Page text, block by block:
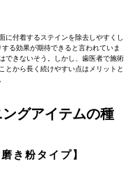
に付着するステインを除去しやすくし
る効果が期待できると言われていま
できないそう。しかし、歯医者で施術
とから長く続けやすい点はメリットと
グアイテムの種
き粉タイプ】